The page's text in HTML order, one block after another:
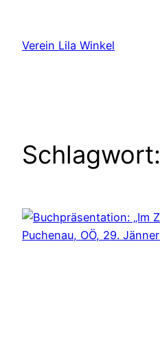
springen
Verein Lila Winkel
Schlagwort: